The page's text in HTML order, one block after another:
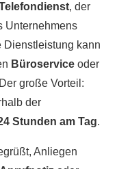
, der
Unternehmens
Dienstleistung kann
Büroservice oder
große Vorteil:
der
Stunden am Tag.
Anliegen